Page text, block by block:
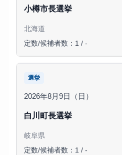
小樽市長選挙
北海道
定数/候補者数：1 / -
選挙
2026年8月9日（日）
白川町長選挙
岐阜県
定数/候補者数：1 / -